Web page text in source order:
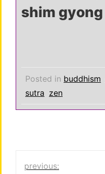
shim gyong
Posted in buddhism
sutra zen
Post
previous: